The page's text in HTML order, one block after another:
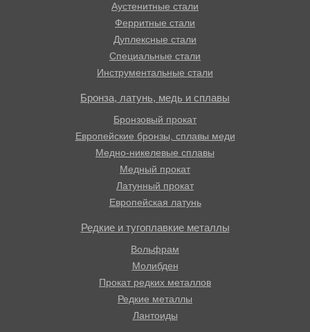
Аустенитные стали
Ферритные стали
Дуплексные стали
Специальные стали
Инструментальные стали
Бронза, латунь, медь и сплавы
Бронзовый прокат
Европейские бронзы, сплавы меди
Медно-никелевые сплавы
Медный прокат
Латунный прокат
Европейская латунь
Редкие и тугоплавкие металлы
Вольфрам
Молибден
Прокат редких металлов
Редкие металлы
Лантоиды